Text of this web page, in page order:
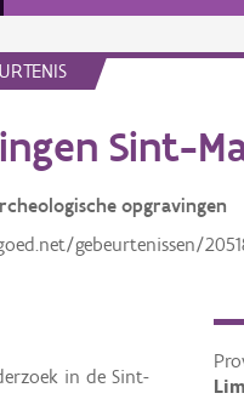
Sint-
opgravingen
gebeurtenissen/
in de Sint-